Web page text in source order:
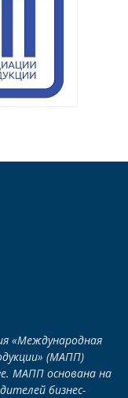
«Международная
(МАПП)
МАПП основана на
бизнес-